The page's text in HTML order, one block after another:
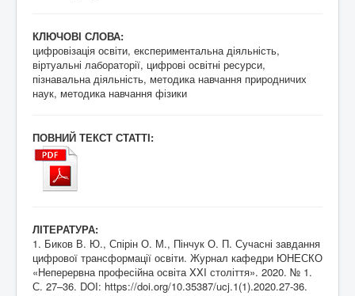
КЛЮЧОВІ СЛОВА:
цифровізація освіти, експериментальна діяльність,
віртуальні лабораторії, цифрові освітні ресурси,
пізнавальна діяльність, методика навчання природничих
наук, методика навчання фізики
ПОВНИЙ ТЕКСТ СТАТТІ:
ЛІТЕРАТУРА:
1. Биков В. Ю., Спірін О. М., Пінчук О. П. Сучасні завдання
цифрової трансформації освіти. Журнал кафедри ЮНЕСКО
«Неперервна професійна освіта XXI століття». 2020. № 1.
С. 27–36. DOI: https://doi.org/10.35387/ucj.1(1).2020.27-36.